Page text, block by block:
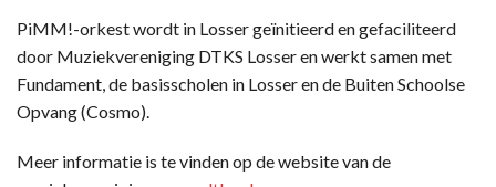
PiMM!-orkest wordt in Losser geïnitieerd en gefaciliteerd
door Muziekvereniging DTKS Losser en werkt samen met
Fundament, de basisscholen in Losser en de Buiten Schoolse
Opvang (Cosmo).
Meer informatie is te vinden op de website van de